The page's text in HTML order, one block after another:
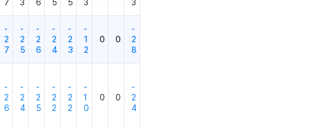
7
3
6
5
5
3
3
-
2
7
-
2
5
-
2
6
-
2
4
-
2
3
-
1
2
0 0
-
2
8
-
2
6
-
2
4
-
2
5
-
2
2
-
2
2
-
1
0
0 0
-
2
4